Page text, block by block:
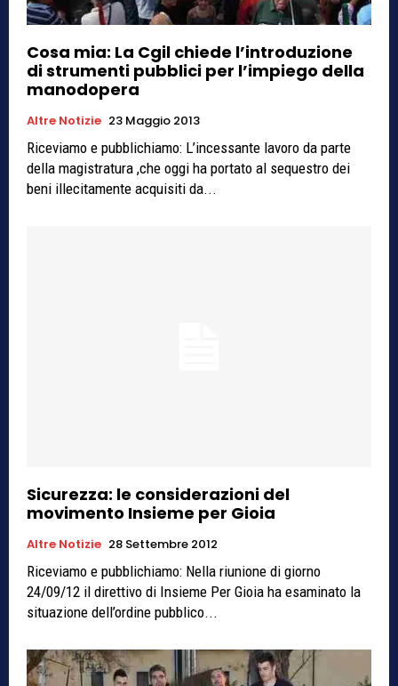
Cosa mia: La Cgil chiede l’introduzione
di strumenti pubblici per l’impiego della
manodopera
Altre Notizie 23 Maggio 2013
Riceviamo e pubblichiamo: L’incessante lavoro da parte
della magistratura ,che oggi ha portato al sequestro dei
beni illecitamente acquisiti da...
Sicurezza: le considerazioni del
movimento Insieme per Gioia
Altre Notizie 28 Settembre 2012
Riceviamo e pubblichiamo: Nella riunione di giorno
24/09/12 il direttivo di Insieme Per Gioia ha esaminato la
situazione dell’ordine pubblico...